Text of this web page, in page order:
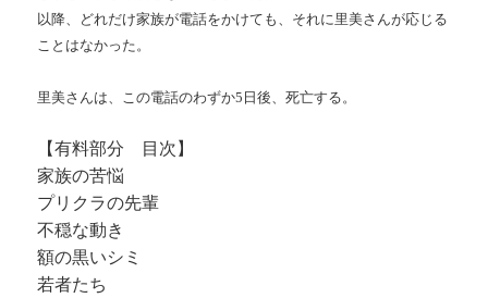
以降、どれだけ家族が電話をかけても、それに里美さんが応じる
ことはなかった。
里美さんは、この電話のわずか5日後、死亡する。
【有料部分 目次】
家族の苦悩
プリクラの先輩
不穏な動き
額の黒いシミ
若者たち